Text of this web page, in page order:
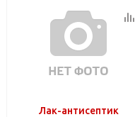
Лак-антисептик